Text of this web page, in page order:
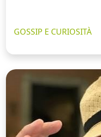
GOSSIP E CURIOSITÀ